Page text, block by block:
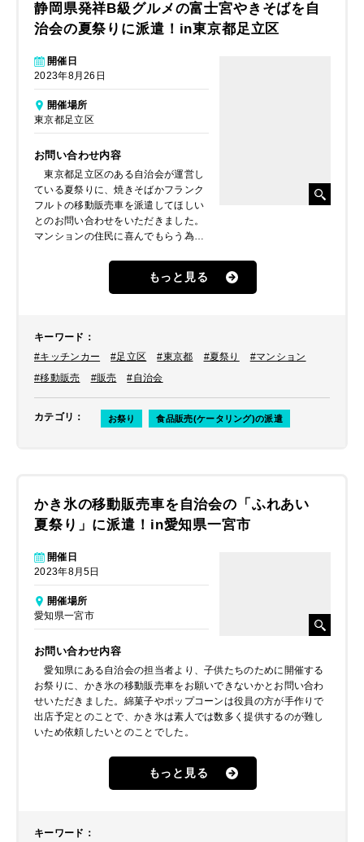
静岡県発祥B級グルメの富士宮やきそばを自
治会の夏祭りに派遣！in東京都足立区
開催日
2023年8月26日
開催場所
東京都足立区
お問い合わせ内容
東京都足立区のある自治会が運営し
ている夏祭りに、焼きそばかフランク
フルトの移動販売車を派遣してほしい
とのお問い合わせをいただきました。
マンションの住民に喜んでもらう為に
とつで、今年は弊社にご相談くださっ
もっと見る
キーワード ：
#キッチンカー
#足立区 #東京都 #夏祭り
#マンション
#移動販売
#販売 #自治会
カテゴリ ： お祭り 食品販売(ケータリング)の派遣
かき氷の移動販売車を自治会の「ふれあい
夏祭り」に派遣！in愛知県一宮市
開催日
2023年8月5日
開催場所
愛知県一宮市
お問い合わせ内容
愛知県にある自治会の担当者より、子供たちのために開催する
お祭りに、かき氷の移動販売車をお願いできないかとお問い合わ
せいただきました。綿菓子やポップコーンは役員の方が手作りで
出店予定とのことで、かき氷は素人では数多く提供するのが難し
いため依頼したいとのことでした。
もっと見る
キーワード ：